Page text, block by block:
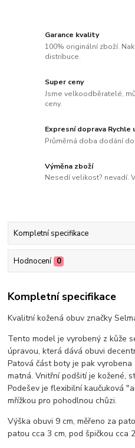
Garance kvality
100% originální zboží.
distribuce.
Super ceny
Jsme velkoodběratelé,
ceny.
Expresní doprava Rychle
Průměrná doba dodání do
Výměna zboží
Nesedí velikost? nevadí.
Kompletní specifikace
Hodnocení 0
Kompletní specifikace
Kvalitní kožená obuv značky
Tento model je vyrobený z kůže
úpravou, která dává obuvi
Patová část boty je pak
matná. Vnitřní podšití je kožené,
Podešev je flexibilní kaučuková
mřížkou pro pohodlnou chůzi.
Výška obuvi 9 cm, měřeno za
patou cca 3 cm, pod špičkou cca